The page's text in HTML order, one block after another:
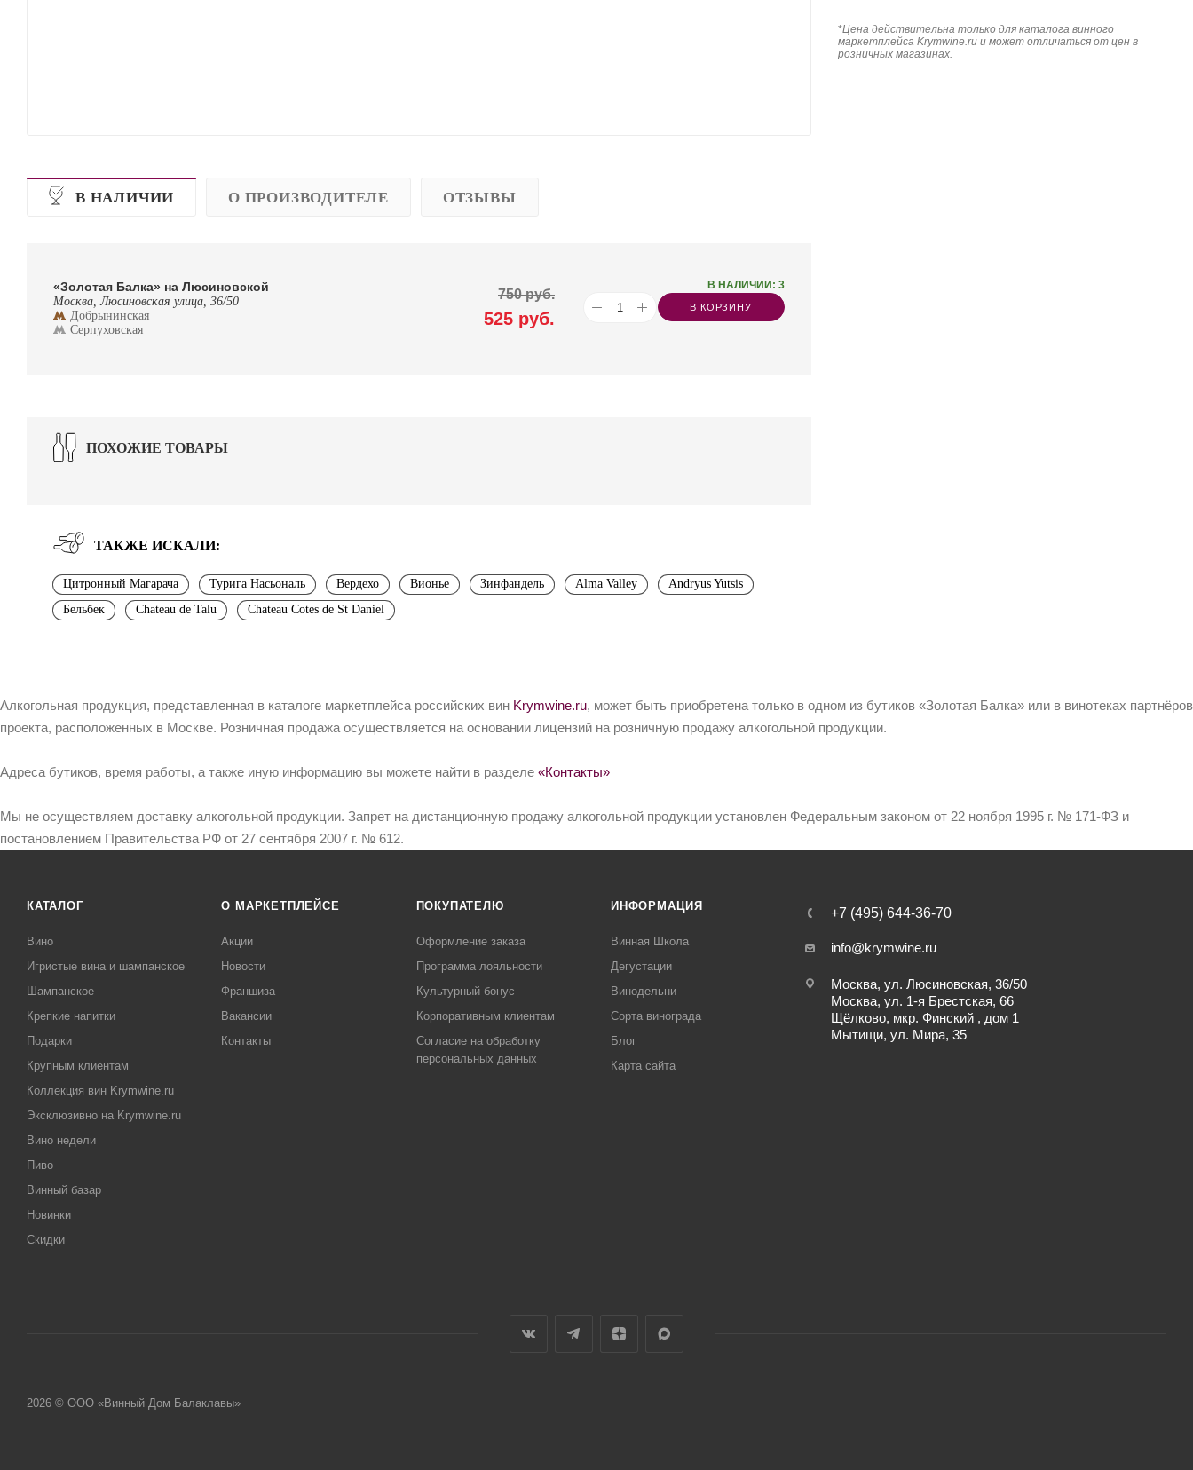
В НАЛИЧИИ О ПРОИЗВОДИТЕЛЕ ОТЗЫВЫ
«Золотая Балка» на Люсиновской
Москва, Люсиновская улица, 36/50
Добрынинская
Серпуховская
В НАЛИЧИИ: 3
525 руб.
750руб.
В КОРЗИНУ
ПОХОЖИЕ ТОВАРЫ
ТАКЖЕ ИСКАЛИ:
Цитронный Магарача Турига Насьональ Вердехо Вионье Зинфандель Alma Valley
Andryus Yutsis
Бельбек
Chateau de Talu Chateau Cotes de St Daniel
*Цена действительна только для каталога винного
маркетплейса Krymwine.ru и может отличаться от цен в
розничных магазинах.
Алкогольная продукция, представленная в каталоге маркетплейса российских вин Krymwine.ru, может быть приобретена только в одном из бутиков «Золотая Балка» или в винотеках партнёров
проекта, расположенных в Москве. Розничная продажа осуществляется на основании лицензий на розничную продажу алкогольной продукции.
Адреса бутиков, время работы, а также иную информацию вы можете найти в разделе «Контакты»
Мы не осуществляем доставку алкогольной продукции. Запрет на дистанционную продажу алкогольной продукции установлен Федеральным законом от 22 ноября 1995 г. № 171-ФЗ и
постановлением Правительства РФ от 27 сентября 2007 г. № 612.
КАТАЛОГ
Вино
Игристые вина и шампанское
Шампанское
Крепкие напитки
Подарки
Крупным клиентам
Коллекция вин Krymwine.ru
Эксклюзивно на Krymwine.ru
Вино недели
Пиво
Винный базар
Новинки
Скидки
О МАРКЕТПЛЕЙСЕ
Акции
Новости
Франшиза
Вакансии
Контакты
ПОКУПАТЕЛЮ
Оформление заказа
Программа лояльности
Культурный бонус
Корпоративным клиентам
Согласие на обработку
персональных данных
ИНФОРМАЦИЯ
Винная Школа
Дегустации
Винодельни
Сорта винограда
Блог
Карта сайта
+7 (495) 644-36-70
info@krymwine.ru
Москва, ул. Люсиновская, 36/50
Москва, ул. 1-я Брестская, 66
Щёлково, мкр. Финский , дом 1
Мытищи, ул. Мира, 35
2026 © ООО «Винный Дом Балаклавы»